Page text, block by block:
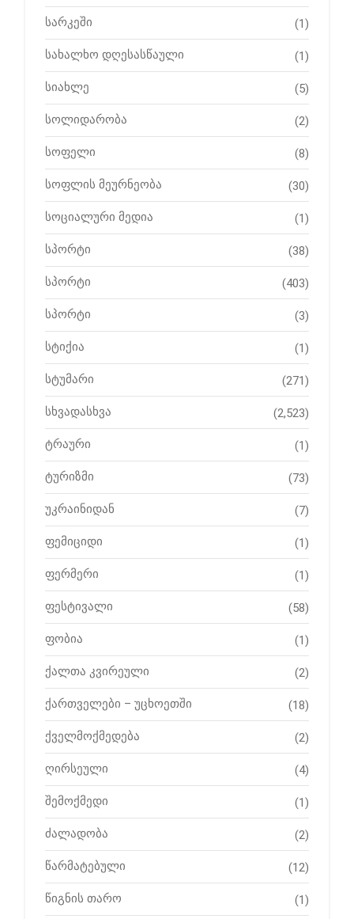
სარკეში (1)
სახალხო დღესასწაული (1)
სიახლე (5)
სოლიდარობა (2)
სოფელი (8)
სოფლის მეურნეობა (30)
სოციალური მედია (1)
სპორტი (38)
სპორტი (403)
სპორტი (3)
სტიქია (1)
სტუმარი (271)
სხვადასხვა (2,523)
ტრაური (1)
ტურიზმი (73)
უკრაინიდან (7)
ფემიციდი (1)
ფერმერი (1)
ფესტივალი (58)
ფობია (1)
ქალთა კვირეული (2)
ქართველები – უცხოეთში (18)
ქველმოქმედება (2)
ღირსეული (4)
შემოქმედი (1)
ძალადობა (2)
წარმატებული (12)
წიგნის თარო (1)